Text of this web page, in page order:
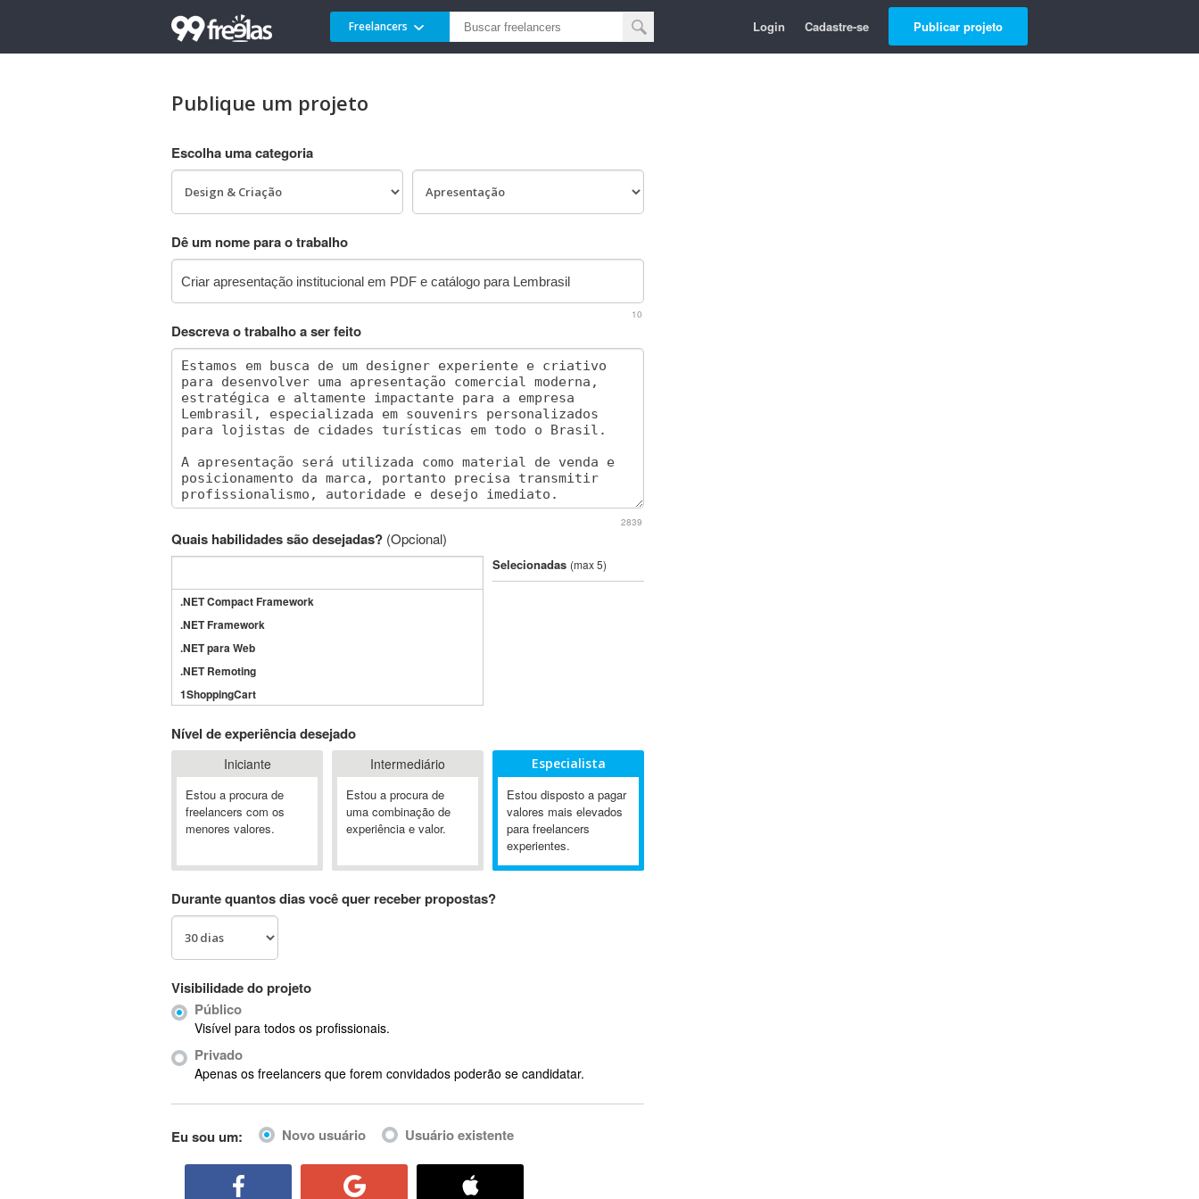
Freelancers Login Cadastre-se Publicar projeto
Publique um projeto
Escolha uma categoria
Dê um nome para o trabalho
10
Descreva o trabalho a ser feito
2839
Quais habilidades são desejadas? (Opcional)
.NET Compact Framework
.NET Framework
.NET para Web
.NET Remoting
1ShoppingCart
3GSM
4D Dimension
802.11
A&P
A-GPS
Ab Initio
ABIS
AbleCommerce
Ableton Live
Abstract Window Toolkit (AWT)
Selecionadas (max 5)
Nível de experiência desejado
Iniciante
Estou a procura de
freelancers com os
menores valores.
Intermediário
Estou a procura de
uma combinação de
experiência e valor.
Especialista
Estou disposto a pagar
valores mais elevados
para freelancers
experientes.
Durante quantos dias você quer receber propostas?
Visibilidade do projeto
Público
Visível para todos os profissionais.
Privado
Apenas os freelancers que forem convidados poderão se candidatar.
Eu sou um: Novo usuário Usuário existente